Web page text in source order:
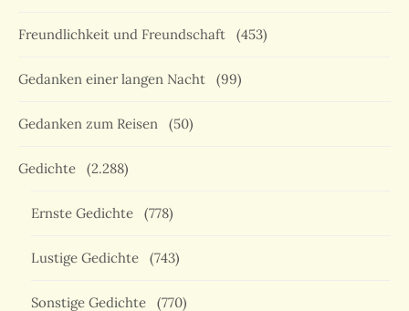
Freundlichkeit und Freundschaft (453)
Gedanken einer langen Nacht (99)
Gedanken zum Reisen (50)
Gedichte (2.288)
Ernste Gedichte (778)
Lustige Gedichte (743)
Sonstige Gedichte (770)